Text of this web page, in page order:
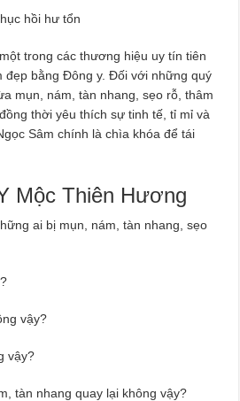
hồi hư tổn
trong các thương hiệu uy tín tiên
đẹp bằng Đông y. Đối với những quý
mụn, nám, tàn nhang, sẹo rỗ, thâm
thời yêu thích sự tinh tế, tỉ mỉ và
Sâm chính là chìa khóa để tái
Mộc Thiên Hương
ai bị mụn, nám, tàn nhang, sẹo
vậy?
vậy?
tàn nhang quay lại không vậy?